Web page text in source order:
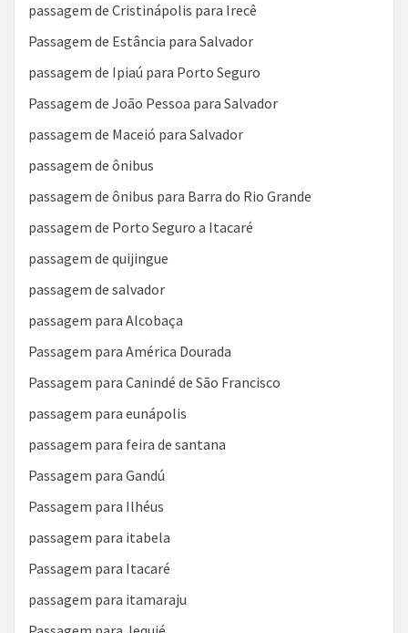
passagem de Cristinápolis para Irecê
Passagem de Estância para Salvador
passagem de Ipiaú para Porto Seguro
Passagem de João Pessoa para Salvador
passagem de Maceió para Salvador
passagem de ônibus
passagem de ônibus para Barra do Rio Grande
passagem de Porto Seguro a Itacaré
passagem de quijingue
passagem de salvador
passagem para Alcobaça
Passagem para América Dourada
Passagem para Canindé de São Francisco
passagem para eunápolis
passagem para feira de santana
Passagem para Gandú
Passagem para Ilhéus
passagem para itabela
Passagem para Itacaré
passagem para itamaraju